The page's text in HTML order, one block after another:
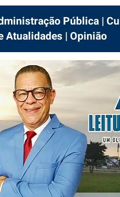
Pública |
Atualidades | Opinião